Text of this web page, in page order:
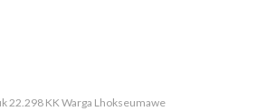
22.298 KK Warga Lhokseumawe